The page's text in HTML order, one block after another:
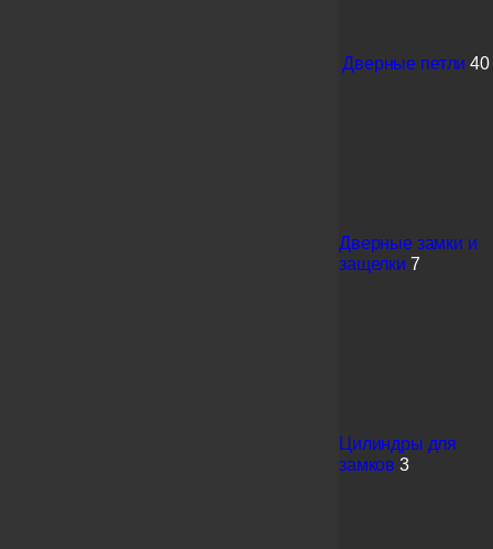
Дверные петли 40
Дверные замки и
защелки 7
Цилиндры для
замков 3